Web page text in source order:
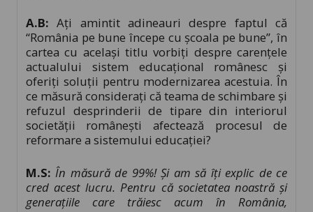
A.B:Ați amintit adineauri despre faptul că
“România pe bune începe cu școala pe bune”, în
cartea cu același titlu vorbiți despre carenţele
actualului sistem educaţional românesc şi
oferiți soluţii pentru modernizarea acestuia. În
ce măsură considerați că teama de schimbare și
refuzul desprinderii de tipare din interiorul
societății românești afectează procesul de
reformare a sistemului educației?
M.S:În măsură de 99%! Și am să îți explic de ce
cred acest lucru. Pentru că societatea noastră și
generațiile care trăiesc acum în România,